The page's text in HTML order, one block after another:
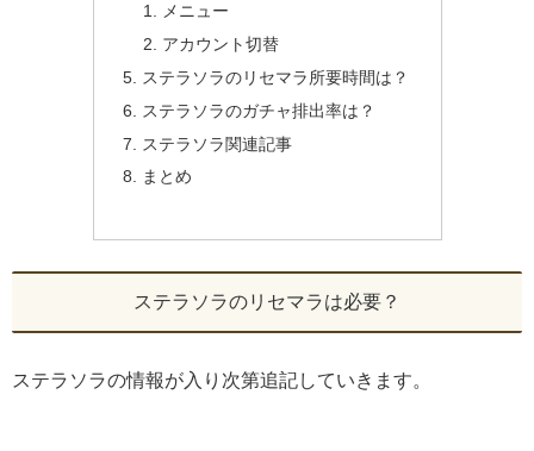
メニュー
アカウント切替
ステラソラのリセマラ所要時間は？
ステラソラのガチャ排出率は？
ステラソラ関連記事
まとめ
ステラソラのリセマラは必要？
ステラソラの情報が入り次第追記していきます。